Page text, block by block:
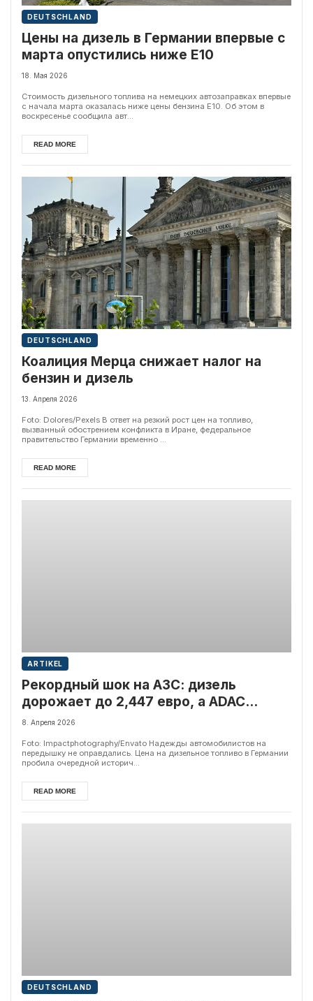
DEUTSCHLAND
Цены на дизель в Германии впервые с
марта опустились ниже E10
18. Мая 2026
Стоимость дизельного топлива на немецких автозаправках впервые
с начала марта оказалась ниже цены бензина E10. Об этом в
воскресенье сообщила авт...
READ MORE
DEUTSCHLAND
Коалиция Мерца снижает налог на
бензин и дизель
13. Апреля 2026
Foto: Dolores/Pexels В ответ на резкий рост цен на топливо,
вызванный обострением конфликта в Иране, федеральное
правительство Германии временно ...
READ MORE
ARTIKEL
Рекордный шок на АЗС: дизель
дорожает до 2,447 евро, а ADAC
обвиняет власти в бездействии
8. Апреля 2026
Foto: Impactphotography/Envato Надежды автомобилистов на
передышку не оправдались. Цена на дизельное топливо в Германии
пробила очередной историч...
READ MORE
DEUTSCHLAND